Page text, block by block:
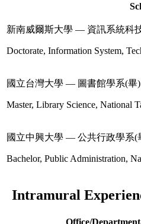
新南威爾斯大學 — 資訊系統科
Doctorate, Information System,
國立台灣大學 — 圖書館學系(
Master, Library Science, National
國立中興大學 — 公共行政學系
Bachelor, Public Administration,
Intramural
Office/